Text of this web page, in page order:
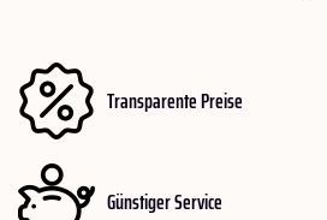
Transparente Preise
Günstiger Service